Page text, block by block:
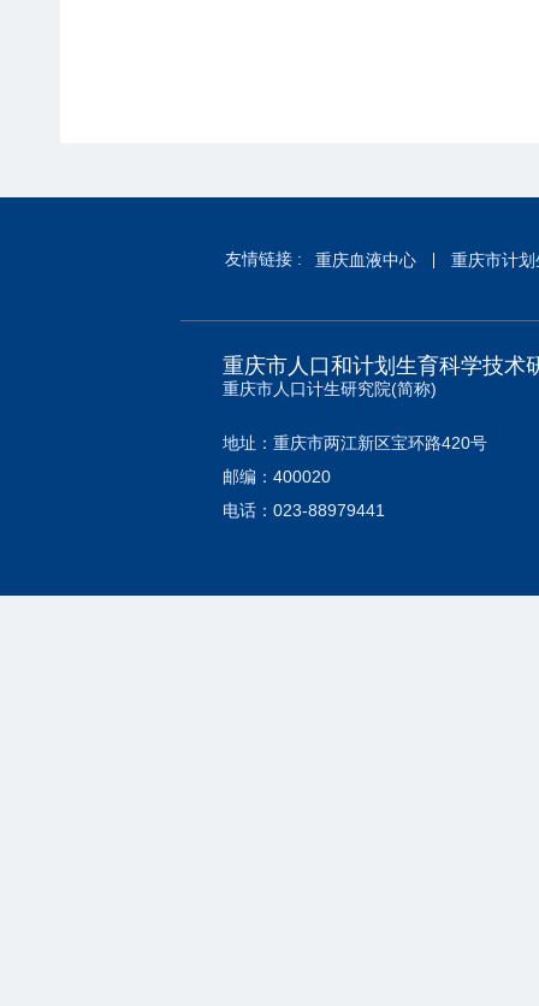
友情链接 : 重庆血液中心 重庆市计
重庆市人口和计划生育科学技术
重庆市人口计生研究院(简称)
地址：重庆市两江新区宝环路420号
邮编：400020
电话：023-88979441